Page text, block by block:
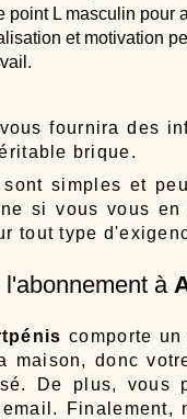
point L masculin pour
et motivation
fournira des
brique.
sont simples et
si vous vous
tout type
à
comporte
maison, donc
De plus, vous
Finalement,